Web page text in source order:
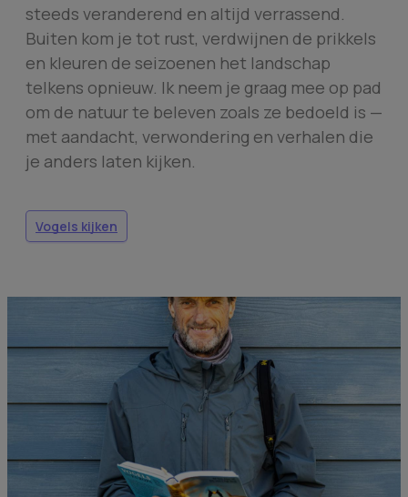
steeds veranderend en altijd verrassend.
Buiten kom je tot rust, verdwijnen de prikkels
en kleuren de seizoenen het landschap
telkens opnieuw. Ik neem je graag mee op pad
om de natuur te beleven zoals ze bedoeld is —
met aandacht, verwondering en verhalen die
je anders laten kijken.
Vogels kijken